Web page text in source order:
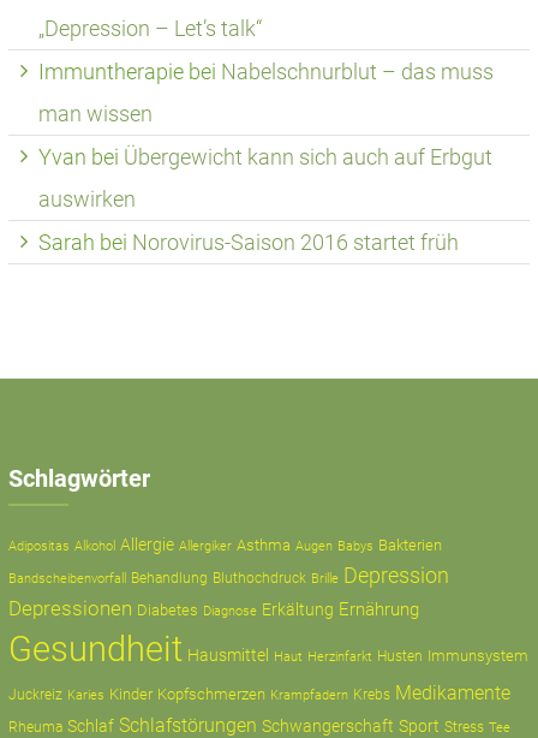
„Depression – Let’s talk“
Immuntherapiebei Nabelschnurblut – das muss
man wissen
Yvan bei Übergewicht kann sich auch auf Erbgut
auswirken
Sarah bei Norovirus-Saison 2016 startet früh
Schlagwörter
Adipositas Alkohol Allergie Allergiker Asthma Augen Babys Bakterien
Bandscheibenvorfall Behandlung Bluthochdruck Brille Depression
Depressionen Diabetes Diagnose Erkältung Ernährung
Gesundheit Hausmittel Haut Herzinfarkt Husten Immunsystem
Juckreiz Karies Kinder Kopfschmerzen Krampfadern Krebs Medikamente
Rheuma Schlaf Schlafstörungen Schwangerschaft Sport Stress Tee